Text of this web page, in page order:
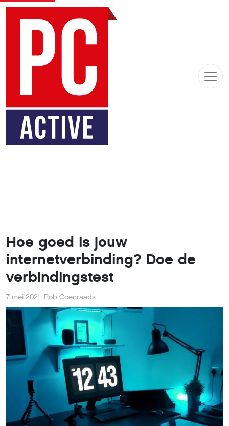
Hoe goed is jouw
internetverbinding? Doe de
verbindingstest
7 mei 2021, Rob Coenraads